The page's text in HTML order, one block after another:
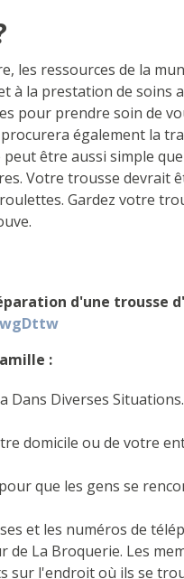
les ressources de la
à la prestation de soins
pour prendre soin de
également la
être aussi simple
Votre trousse devrait
Gardez votre
d'une trousse
:
Dans Diverses Situations.
domicile ou de votre
que les gens se
et les numéros de
La Broquerie. Les
sur l'endroit où ils se